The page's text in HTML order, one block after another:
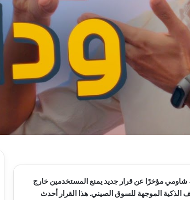
مؤخرًا عن قرار جديد يمنع المستخدمين خارج
الذكية الموجهة للسوق الصيني. هذا القرار أحدث